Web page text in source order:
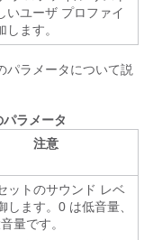
いユーザ プロファイ
します。
パラメータについて説
ラメータ
注意
ットのサウンド レベ
します。0 は低音量、
量です。